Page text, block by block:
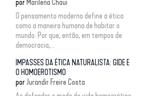
por Marilena Chaui
O pensamento moderno define a ética
como a maneira humana de habitar o
mundo. Por que, então, em tempos de
democracia,...
IMPASSES DA ÉTICA NATURALISTA: GIDE E
O HOMOEROTISMO
por Jurandir Freire Costa